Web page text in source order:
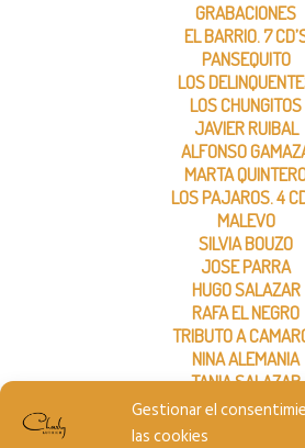
Gestionar el
las cookies
GRABACIONES
EL BARRIO. 7
PANSEQUITO
LOS
LOS CHUNGITOS
JAVIER RUIBAL
ALFONSO
MARTA
LOS PAJAROS. 4
MALEVO
SILVIA BOUZO
JOSE PARRA
HUGO SALAZAR
RAFA EL NEGRO
TRIBUTO A
NINA ALEMANIA
TANIA SALAZAR
BACHELECTRIC
THE ELECTRIC